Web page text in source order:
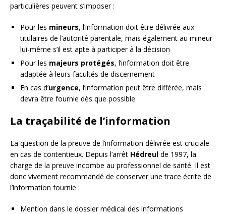
particulières peuvent s’imposer :
Pour les mineurs, l’information doit être délivrée aux
titulaires de l’autorité parentale, mais également au mineur
lui-même s’il est apte à participer à la décision
Pour les majeurs protégés, l’information doit être
adaptée à leurs facultés de discernement
En cas d’urgence, l’information peut être différée, mais
devra être fournie dès que possible
La traçabilité de l’information
La question de la preuve de l’information délivrée est cruciale
en cas de contentieux. Depuis l’arrêt Hédreul de 1997, la
charge de la preuve incombe au professionnel de santé. Il est
donc vivement recommandé de conserver une trace écrite de
l’information fournie :
Mention dans le dossier médical des informations